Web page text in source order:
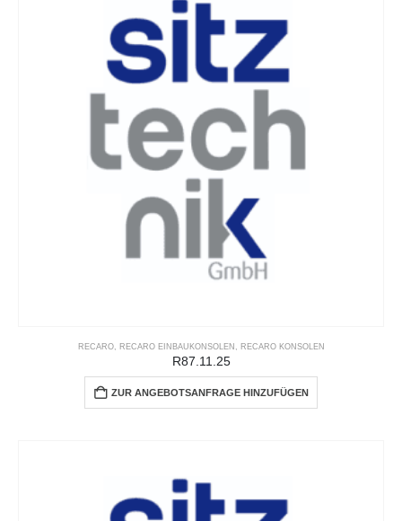
RECARO, RECARO EINBAUKONSOLEN , RECARO KONSOLEN
R87.11.25
ZUR ANGEBOTSANFRAGE HINZUFÜGEN